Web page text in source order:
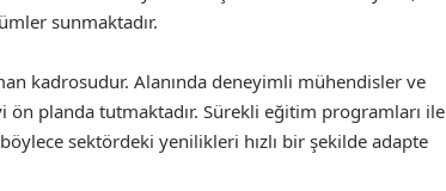
sunmaktadır.
kadrosudur. Alanında deneyimli mühendisler ve
planda tutmaktadır. Sürekli eğitim programları ile
sektördeki yenilikleri hızlı bir şekilde adapte